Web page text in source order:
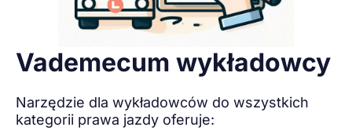
Vademecum wykładowcy
Narzędzie dla wykładowców do wszystkich
kategorii prawa jazdy oferuje: